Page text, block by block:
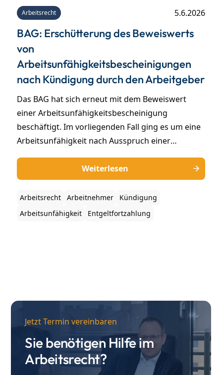
Arbeitsrecht 5.6.2026
BAG: Erschütterung des Beweiswerts
von
Arbeitsunfähigkeitsbescheinigungen
nach Kündigung durch den Arbeitgeber
Das BAG hat sich erneut mit dem Beweiswert
einer Arbeitsunfähigkeitsbescheinigung
beschäftigt. Im vorliegenden Fall ging es um eine
Arbeitsunfähigkeit nach Ausspruch einer
Arbeitsunfähigkeitsbescheinigung kann
erschüttert sein, wenn sich der Arbeitnehmer
nach Zugang der Kündigung krankmeldet und
nach den Gesamtumständen Indizien bestehen,
Weiterlesen
Arbeitsrecht Arbeitnehmer
Kündigung
Arbeitsunfähigkeit
Entgeltfortzahlung
Jetzt Termin vereinbaren
Sie benötigen Hilfe im
Arbeitsrecht?